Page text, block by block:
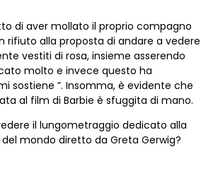
di aver mollato il proprio compagno
rifiuto alla proposta di andare a vedere
vestiti di rosa, insieme asserendo
molto e invece questo ha
sostiene ”. Insomma, è evidente che
al film di Barbie è sfuggita di mano.
il lungometraggio dedicato alla
mondo diretto da Greta Gerwig?